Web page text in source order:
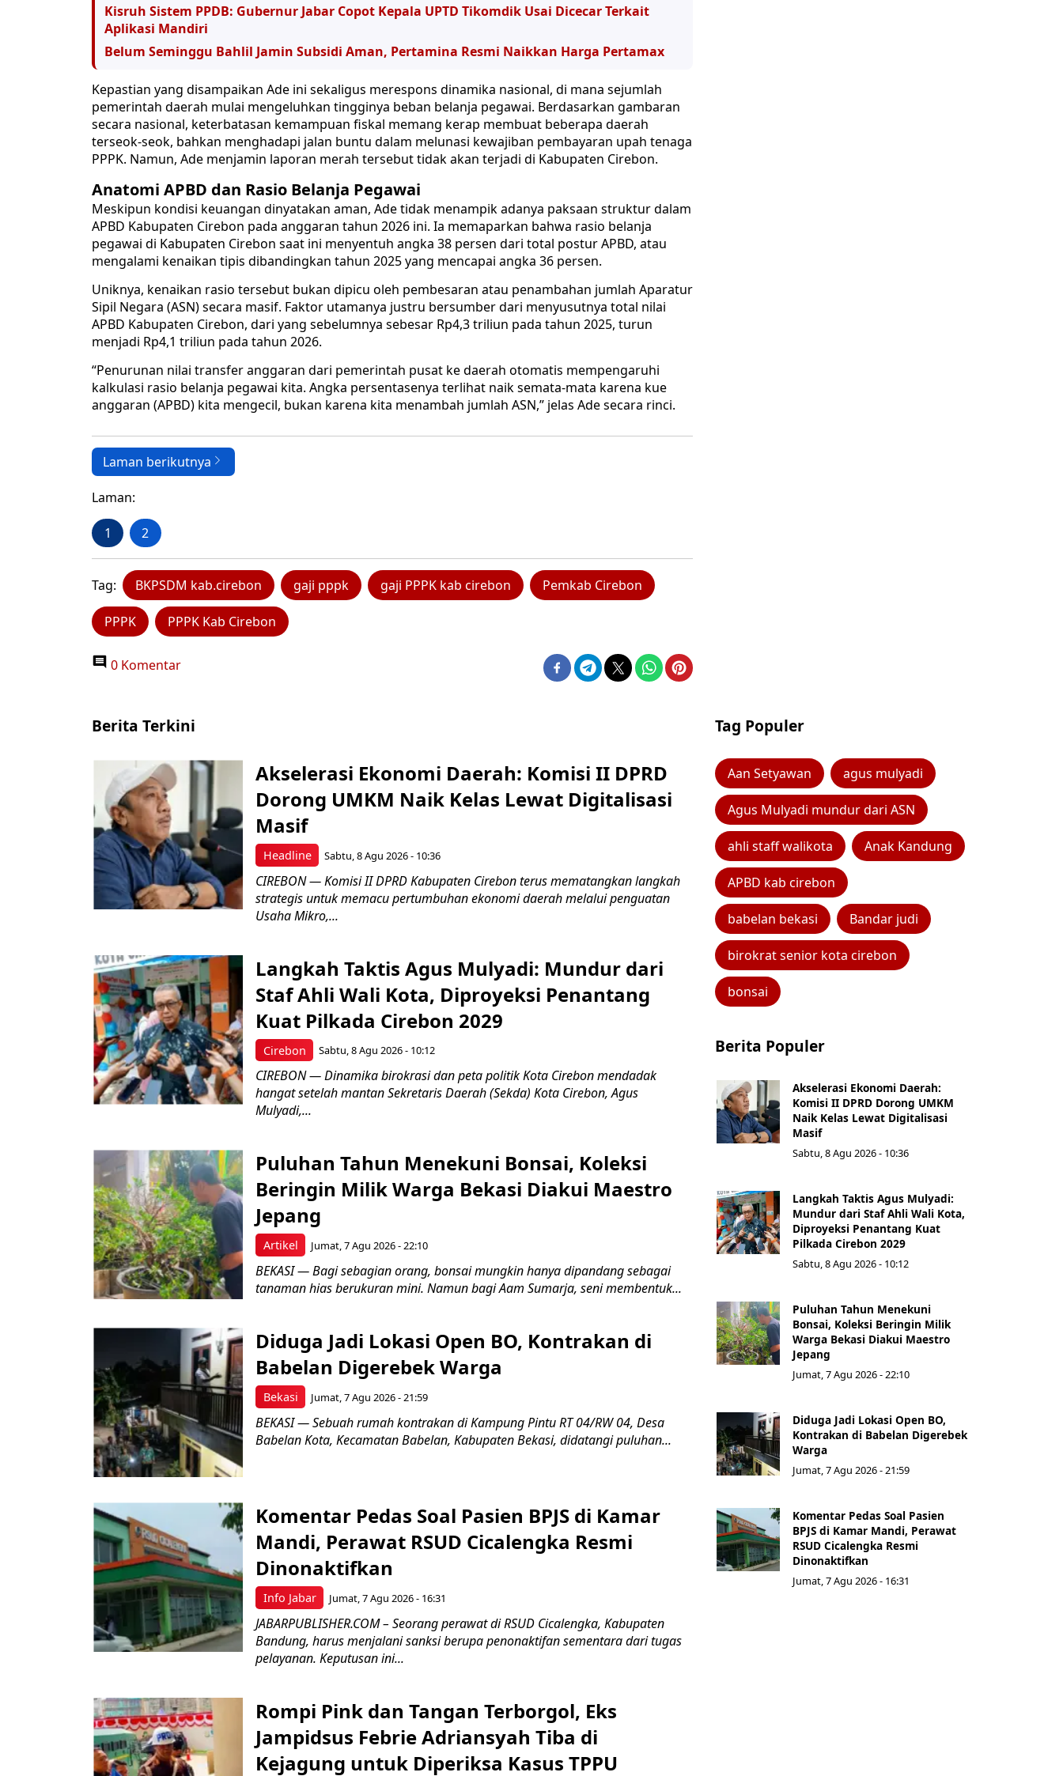
Kisruh Sistem PPDB: Gubernur Jabar Copot Kepala UPTD Tikomdik Usai Dicecar Terkait
Aplikasi Mandiri
Belum Seminggu Bahlil Jamin Subsidi Aman, Pertamina Resmi Naikkan Harga Pertamax
Kepastian yang disampaikan Ade ini sekaligus merespons dinamika nasional, di mana sejumlah
pemerintah daerah mulai mengeluhkan tingginya beban belanja pegawai. Berdasarkan gambaran
secara nasional, keterbatasan kemampuan fiskal memang kerap membuat beberapa daerah
terseok-seok, bahkan menghadapi jalan buntu dalam melunasi kewajiban pembayaran upah tenaga
PPPK. Namun, Ade menjamin laporan merah tersebut tidak akan terjadi di Kabupaten Cirebon.
Anatomi APBD dan Rasio Belanja Pegawai
Meskipun kondisi keuangan dinyatakan aman, Ade tidak menampik adanya paksaan struktur dalam
APBD Kabupaten Cirebon pada anggaran tahun 2026 ini. Ia memaparkan bahwa rasio belanja
pegawai di Kabupaten Cirebon saat ini menyentuh angka 38 persen dari total postur APBD, atau
mengalami kenaikan tipis dibandingkan tahun 2025 yang mencapai angka 36 persen.
Uniknya, kenaikan rasio tersebut bukan dipicu oleh pembesaran atau penambahan jumlah Aparatur
Sipil Negara (ASN) secara masif. Faktor utamanya justru bersumber dari menyusutnya total nilai
APBD Kabupaten Cirebon, dari yang sebelumnya sebesar Rp4,3 triliun pada tahun 2025, turun
menjadi Rp4,1 triliun pada tahun 2026.
“Penurunan nilai transfer anggaran dari pemerintah pusat ke daerah otomatis mempengaruhi
kalkulasi rasio belanja pegawai kita. Angka persentasenya terlihat naik semata-mata karena kue
anggaran (APBD) kita mengecil, bukan karena kita menambah jumlah ASN,” jelas Ade secara rinci.
Laman berikutnya
Laman:
1 2
Tag: BKPSDM kab.cirebon gaji pppk gaji PPPK kab cirebon Pemkab Cirebon
PPPK PPPK Kab Cirebon
0 Komentar
Berita Terkini
Headline
Akselerasi Ekonomi Daerah: Komisi II DPRD
Dorong UMKM Naik Kelas Lewat Digitalisasi
Masif
Sabtu, 8 Agu 2026 - 10:36
CIREBON — Komisi II DPRD Kabupaten Cirebon terus mematangkan langkah
strategis untuk memacu pertumbuhan ekonomi daerah melalui penguatan
Usaha Mikro,...
Cirebon
Langkah Taktis Agus Mulyadi: Mundur dari
Staf Ahli Wali Kota, Diproyeksi Penantang
Kuat Pilkada Cirebon 2029
Sabtu, 8 Agu 2026 - 10:12
CIREBON — Dinamika birokrasi dan peta politik Kota Cirebon mendadak
hangat setelah mantan Sekretaris Daerah (Sekda) Kota Cirebon, Agus
Mulyadi,...
Artikel
Puluhan Tahun Menekuni Bonsai, Koleksi
Beringin Milik Warga Bekasi Diakui Maestro
Jepang
Jumat, 7 Agu 2026 - 22:10
BEKASI — Bagi sebagian orang, bonsai mungkin hanya dipandang sebagai
tanaman hias berukuran mini. Namun bagi Aam Sumarja, seni membentuk...
Bekasi
Diduga Jadi Lokasi Open BO, Kontrakan di
Babelan Digerebek Warga
Jumat, 7 Agu 2026 - 21:59
BEKASI — Sebuah rumah kontrakan di Kampung Pintu RT 04/RW 04, Desa
Babelan Kota, Kecamatan Babelan, Kabupaten Bekasi, didatangi puluhan...
Info Jabar
Komentar Pedas Soal Pasien BPJS di Kamar
Mandi, Perawat RSUD Cicalengka Resmi
Dinonaktifkan
Jumat, 7 Agu 2026 - 16:31
JABARPUBLISHER.COM – Seorang perawat di RSUD Cicalengka, Kabupaten
Bandung, harus menjalani sanksi berupa penonaktifan sementara dari tugas
pelayanan. Keputusan ini...
Rompi Pink dan Tangan Terborgol, Eks
Jampidsus Febrie Adriansyah Tiba di
Kejagung untuk Diperiksa Kasus TPPU
Tag Populer
Aan Setyawan agus mulyadi
Agus Mulyadi mundur dari ASN
ahli staff walikota Anak Kandung
APBD kab cirebon
babelan bekasi Bandar judi
birokrat senior kota cirebon
bonsai
Berita Populer
Akselerasi Ekonomi Daerah:
Komisi II DPRD Dorong UMKM
Naik Kelas Lewat Digitalisasi
Masif
Sabtu, 8 Agu 2026 - 10:36
Langkah Taktis Agus Mulyadi:
Mundur dari Staf Ahli Wali Kota,
Diproyeksi Penantang Kuat
Pilkada Cirebon 2029
Sabtu, 8 Agu 2026 - 10:12
Puluhan Tahun Menekuni
Bonsai, Koleksi Beringin Milik
Warga Bekasi Diakui Maestro
Jepang
Jumat, 7 Agu 2026 - 22:10
Diduga Jadi Lokasi Open BO,
Kontrakan di Babelan Digerebek
Warga
Jumat, 7 Agu 2026 - 21:59
Komentar Pedas Soal Pasien
BPJS di Kamar Mandi, Perawat
RSUD Cicalengka Resmi
Dinonaktifkan
Jumat, 7 Agu 2026 - 16:31